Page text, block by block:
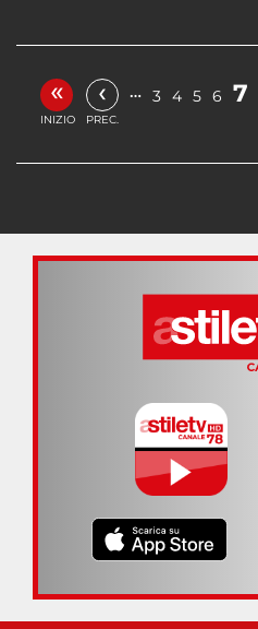
«
INIZIO
‹
PREC.
… 3 4 5 6 7